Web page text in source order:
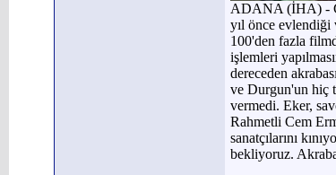
ADANA (İHA) -
yıl önce evlendiği
100'den fazla
işlemleri
dereceden
ve Durgun'un hiç
vermedi. Eker,
Rahmetli Cem
sanatçılarını
bekliyoruz.